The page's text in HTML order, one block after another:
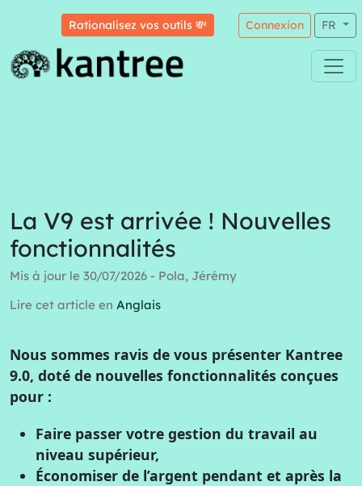
Rationalisez vos outils 💸 Connexion FR
La V9 est arrivée ! Nouvelles
fonctionnalités
Mis à jour le 30/07/2026 - Pola, Jérémy
Lire cet article en Anglais
Nous sommes ravis de vous présenter Kantree
9.0, doté de nouvelles fonctionnalités conçues
pour :
Faire passer votre gestion du travail au
niveau supérieur,
Économiser de l’argent pendant et après la